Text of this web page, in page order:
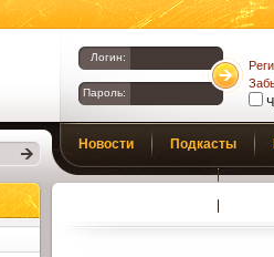
Логин:
Пароль:
Новости Подкасты